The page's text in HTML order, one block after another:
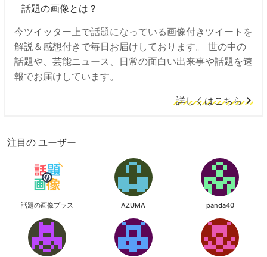
話題の画像とは？
今ツイッター上で話題になっている画像付きツイートを
解説＆感想付きで毎日お届けしております。 世の中の
話題や、芸能ニュース、日常の面白い出来事や話題を速
報でお届けしています。
詳しくはこちら
注目の ユーザー
話題の画像プラス AZUMA panda40